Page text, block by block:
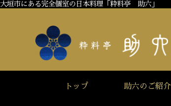
大垣市にある完全個室の日本料理「粋料亭 助六」
トップ 助六のご紹介